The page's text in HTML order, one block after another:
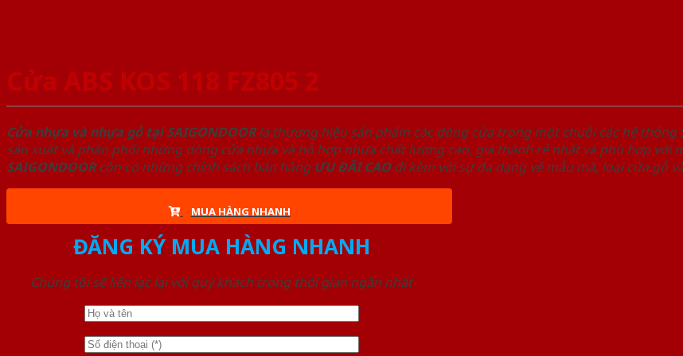
Cửa ABS KOS 118 FZ805 2
Cửa nhựa và nhựa gỗ tại SAIGONDOORlà thương hiệu sản phẩm các dòng cửa trong một chuỗi các hệ thống
sản xuất và phân phối những dòng cửa nhựa và hỗ hợp nhựa chất lượng cao, giá thành rẻ nhất và phù hợp với
SAIGONDOORcòn có những chính sách bán hàng ƯU ĐÃI CAOđi kèm với sự đa dạng về mẫu mã, loại cửa gỗ
MUA HÀNG NHANH
ĐĂNG KÝ MUA HÀNG NHANH
Chúng tôi sẽ liên lạc lại với quý khách trong thời gian ngắn nhất